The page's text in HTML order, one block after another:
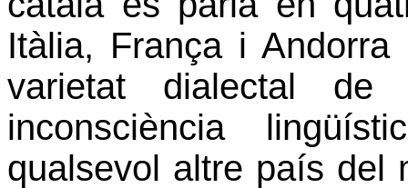
Itàlia, França i
varietat dialectal de
inconsciència
qualsevol altre país del